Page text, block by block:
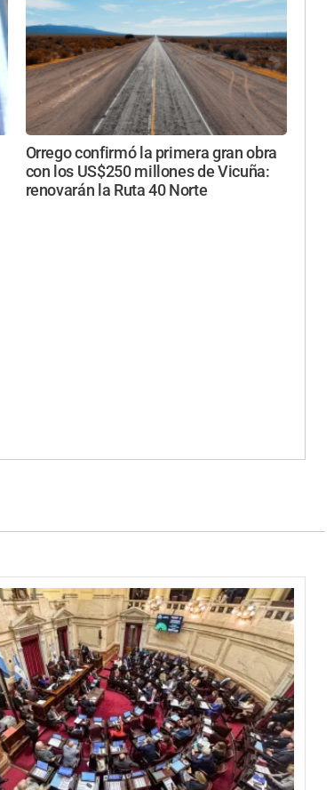
Orrego confirmó la primera gran obra
con los US$250 millones de Vicuña:
renovarán la Ruta 40 Norte